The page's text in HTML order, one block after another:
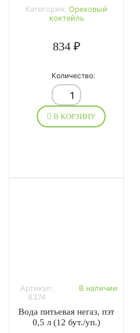
Категория: Ореховый
коктейль
834 ₽
Количество:
В КОРЗИНУ
Артикул:
8374
В наличии
Вода питьевая негаз, пэт
0,5 л (12 бут./уп.)